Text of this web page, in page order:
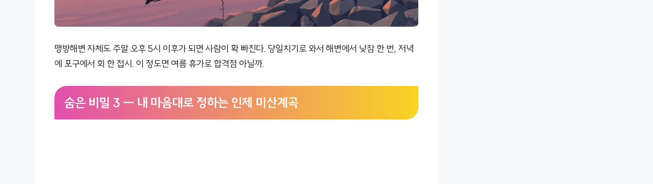
맹방해변 자체도 주말 오후 5시 이후가 되면 사람이 확 빠진다. 당일치기로 와서 해변에서 낮잠 한 번, 저녁
에 포구에서 회 한 접시. 이 정도면 여름 휴가로 합격점 아닐까.
숨은 비밀 3 — 내 마음대로 정하는 인제 미산계곡